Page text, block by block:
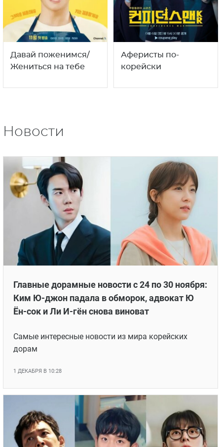
Давай поженимся/
Жениться на тебе
Аферисты по-
корейски
Новости
Главные дорамные новости с 24 по 30 ноября:
Ким Ю-джон падала в обморок, адвокат Ю
Ён-сок и Ли И-гён снова виноват
Самые интересные новости из мира корейских
дорам
1 ДЕКАБРЯ В 10:28